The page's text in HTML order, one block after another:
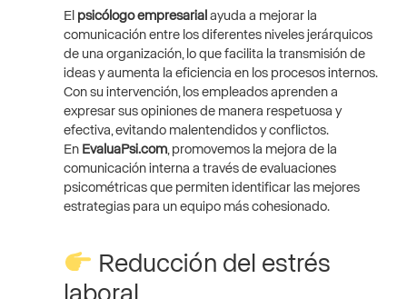
El psicólogo empresarial ayuda a mejorar la
comunicación entre los diferentes niveles jerárquicos
de una organización, lo que facilita la transmisión de
ideas y aumenta la eficiencia en los procesos internos.
Con su intervención, los empleados aprenden a
expresar sus opiniones de manera respetuosa y
efectiva, evitando malentendidos y conflictos.
En EvaluaPsi.com, promovemos la mejora de la
comunicación interna a través de evaluaciones
psicométricas que permiten identificar las mejores
estrategias para un equipo más cohesionado.
Reducción del estrés